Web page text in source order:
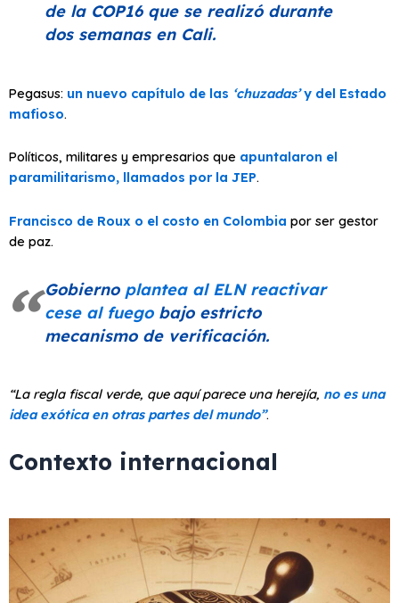
de la COP16 que se realizó durante
dos semanas en Cali.
Pegasus: un nuevo capítulo de las ‘chuzadas’y del Estado
mafioso.
Políticos, militares y empresarios que apuntalaron el
paramilitarismo, llamados por la JEP.
Francisco de Roux o el costo en Colombia por ser gestor
de paz.
Gobierno plantea al ELN reactivar
cese al fuegobajo estricto
mecanismo de verificación.
“La regla fiscal verde, que aquí parece una herejía, no es una
idea exótica en otras partes del mundo”.
Contexto internacional